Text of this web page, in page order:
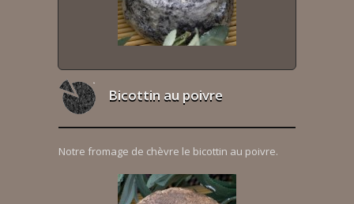
Bicottin au poivre
Notre fromage de chèvre le bicottin au poivre.